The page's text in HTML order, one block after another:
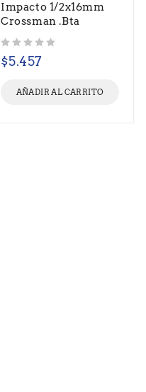
Impacto 1/2x16mm
Crossman .Bta
$5.457
AÑADIR AL CARRITO